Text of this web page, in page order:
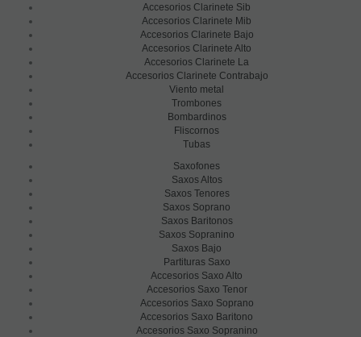
Accesorios Clarinete Sib
Accesorios Clarinete Mib
Accesorios Clarinete Bajo
Accesorios Clarinete Alto
Accesorios Clarinete La
Accesorios Clarinete Contrabajo
Viento metal
Trombones
Bombardinos
Fliscornos
Tubas
Saxofones
Saxos Altos
Saxos Tenores
Saxos Soprano
Saxos Baritonos
Saxos Sopranino
Saxos Bajo
Partituras Saxo
Accesorios Saxo Alto
Accesorios Saxo Tenor
Accesorios Saxo Soprano
Accesorios Saxo Baritono
Accesorios Saxo Sopranino